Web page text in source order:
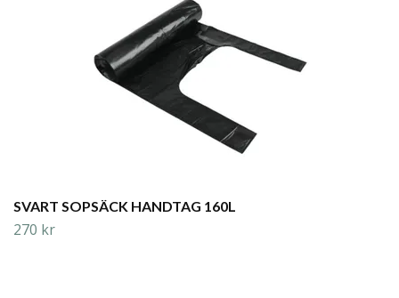
SVART SOPSÄCK HANDTAG 160L
270 kr